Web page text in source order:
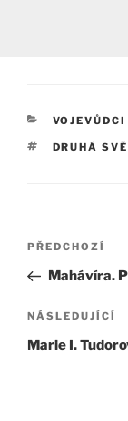
RUBRIKY
VOJEVŮDCI
ŠTÍTKY
DRUHÁ
Navigace
příspěvek
Předchozí
příspěvek
PŘEDCHOZÍ
Mahávíra.
Následující
příspěvek
NÁSLEDUJÍCÍ
Marie I.